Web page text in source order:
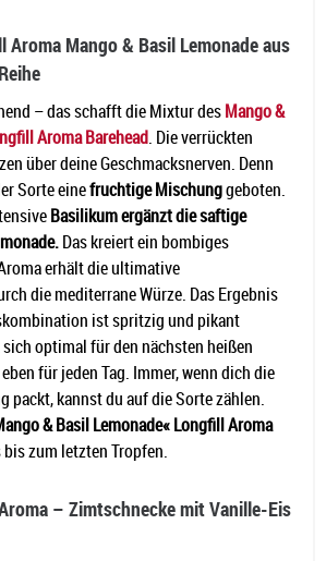
Aroma Mango & Basil Lemonade aus
– das schafft die Mixtur desMango &
Aroma Barehead. Die verrückten
über deine Geschmacksnerven. Denn
Sorte einefruchtige Mischunggeboten.
Basilikum ergänzt die saftige
Das kreiert ein bombiges
erhält die ultimative
die mediterrane Würze. Das Ergebnis
ist spritzig und pikant
optimal für den nächsten heißen
für jeden Tag. Immer, wenn dich die
packt, kannst du auf die Sorte zählen.
& Basil Lemonade« Longfill Aroma
zum letzten Tropfen.
– Zimtschnecke mit Vanille-Eis